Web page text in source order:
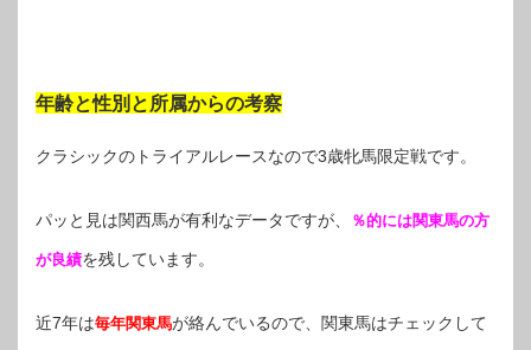
年齢と性別と所属からの考察
クラシックのトライアルレースなので3歳牝馬限定戦です。
パッと見は関西馬が有利なデータですが、 ％的には関東馬の方
が良績を残しています。
近7年は毎年関東馬が絡んでいるので、関東馬はチェックして